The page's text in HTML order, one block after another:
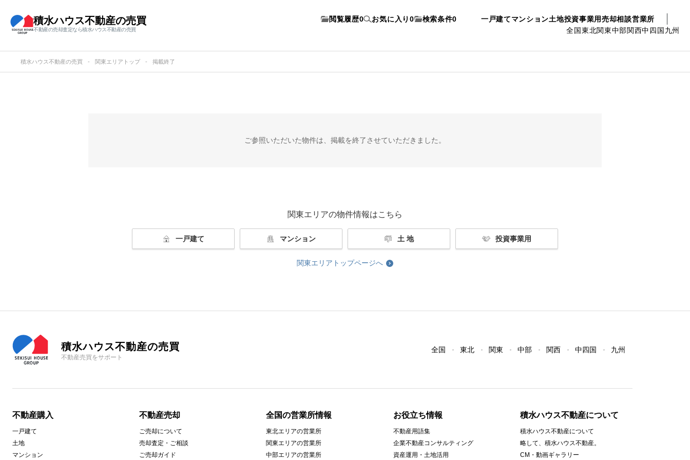
積水ハウス不動産の売買
不動産の売却査定なら積水ハウス不動産の売買
一戸建てマンション土地投資事業用売却相談営業所
全国東北関東中部関西中四国九州
閲覧履歴0 お気に入り 0 検索条件0
積水ハウス不動産の売買 関東エリアトップ 掲載終了
ご参照いただいた物件は、 掲載を終了させていただきました。
関東エリアの物件情報はこちら
一戸建て マンション 土 地 投資事業用
関東エリアトップページへ
積水ハウス不動産の売買
不動産売買をサポート
全国 東北 関東 中部 関西 中四国 九州
不動産購入
一戸建て
土地
マンション
不動産売却
ご売却について
売却査定・ご相談
ご売却ガイド
全国の営業所情報
東北エリアの営業所
関東エリアの営業所
中部エリアの営業所
お役立ち情報
不動産用語集
企業不動産コンサルティング
資産運用・土地活用
積水ハウス不動産について
積水ハウス不動産について
略して、積水ハウス不動産。
CM・動画ギャラリー